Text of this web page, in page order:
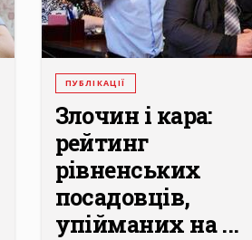
ПУБЛІКАЦІЇ
Злочин і кара:
рейтинг
рівненських
посадовців,
упійманих на ...